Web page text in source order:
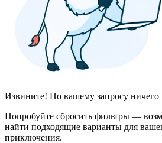
Извините! По вашему запросу ничего
Попробуйте сбросить фильтры —
найти подходящие варианты для
приключения.